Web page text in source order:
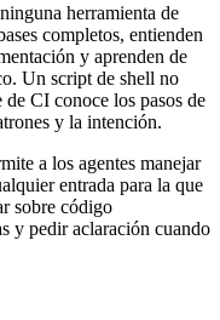
herramienta de
completos, entienden
y aprenden de
Un script de shell no
CI conoce los pasos de
y la intención.
a los agentes manejar
entrada para la que
sobre código
y pedir aclaración cuando